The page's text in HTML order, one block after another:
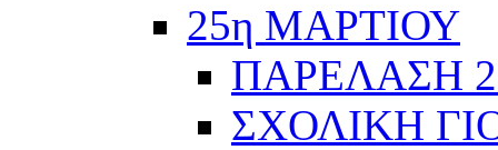
25η ΜΑΡΤΙΟΥ
ΠΑΡΕΛΑΣΗ
ΣΧΟΛΙΚΗ